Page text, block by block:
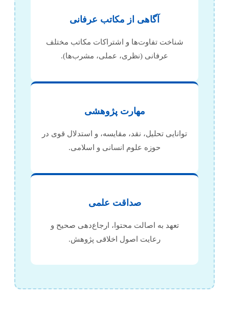
آگاهی از مکاتب عرفانی
شناخت تفاوت‌ها و اشتراکات مکاتب مختلف
عرفانی (نظری، عملی، مشرب‌ها).
مهارت پژوهشی
توانایی تحلیل، نقد، مقایسه، و استدلال قوی در
حوزه علوم انسانی و اسلامی.
صداقت علمی
تعهد به اصالت محتوا، ارجاع‌دهی صحیح و
رعایت اصول اخلاقی پژوهش.